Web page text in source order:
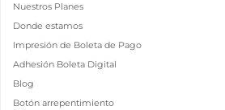
Nuestros Planes
Donde estamos
Impresión de Boleta de Pago
Adhesión Boleta Digital
Blog
Botón arrepentimiento